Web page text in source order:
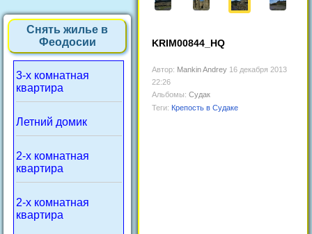
Снять жилье в
Феодосии
3-х комнатная
квартира
Летний домик
2-х комнатная
квартира
2-х комнатная
квартира
KRIM00844_HQ
Автор: Mankin Andrey 16 декабря 2013
22:26
Альбомы: Судак
Теги: Крепость в Судаке